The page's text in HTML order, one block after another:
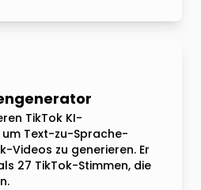
TikTok KI-
Text-zu-Sprache-
Videos zu generieren. Er
27 TikTok-Stimmen, die